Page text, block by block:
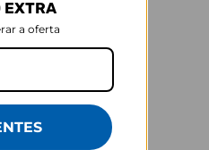
EXTRA
a oferta